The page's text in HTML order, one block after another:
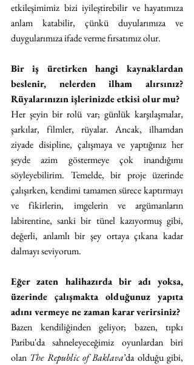
etkileşimimiz bizi iyileştirebilir ve hayatımıza
anlam katabilir, çünkü duyularımıza ve
duygularımıza ifade verme fırsatımız olur.
Bir iş üretirken hangi kaynaklardan
beslenir, nelerden ilham alırsınız?
Rüyalarınızın işlerinizde etkisi olur mu?
Her şeyin bir rolü var; günlük karşılaşmalar,
şarkılar, filmler, rüyalar. Ancak, ilhamdan
ziyade disipline, çalışmaya ve yaptığınız her
şeyde azim göstermeye çok inandığımı
söyleyebilirim. Temelde, bir proje üzerinde
çalışırken, kendimi tamamen sürece kaptırmayı
ve fikirlerin, imgelerin ve argümanların
labirentine, sanki bir tünel kazıyormuş gibi,
değerli, anlamlı bir şey ortaya çıkana kadar
dalmayı seviyorum.
Eğer zaten halihazırda bir adı yoksa,
üzerinde çalışmakta olduğunuz yapıta
adını vermeye ne zaman karar verirsiniz?
Bazen kendiliğinden geliyor; bazen, tıpkı
Paribu'da sahneleyeceğimiz oyunlardan biri
olan The Republic of Baklava’da olduğu gibi,